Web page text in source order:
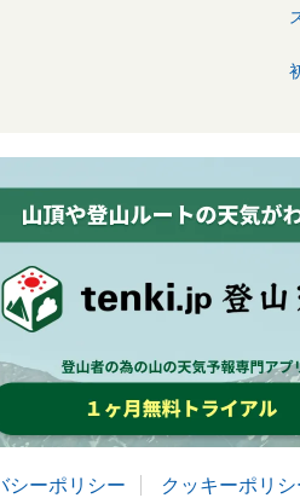
シーポリシー クッキーポリシ